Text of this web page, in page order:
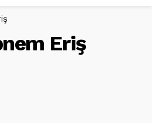
Eriş